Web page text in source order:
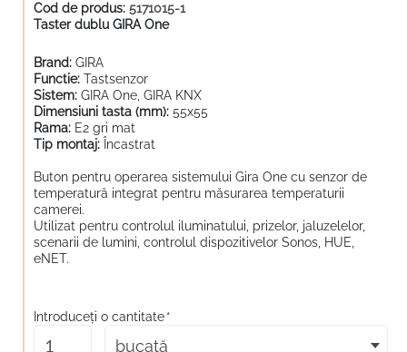
Cod de produs: 5171015-1
Taster dublu GIRA One
Brand: GIRA
Functie: Tastsenzor
Sistem: GIRA One, GIRA KNX
Dimensiuni tasta (mm): 55x55
Rama: E2 gri mat
Tip montaj: Încastrat
Buton pentru operarea sistemului Gira One cu senzor de
temperatură integrat pentru măsurarea temperaturii
camerei.
Utilizat pentru controlul iluminatului, prizelor, jaluzelelor,
scenarii de lumini, controlul dispozitivelor Sonos, HUE,
eNET.
Introduceţi o cantitate*
bucată